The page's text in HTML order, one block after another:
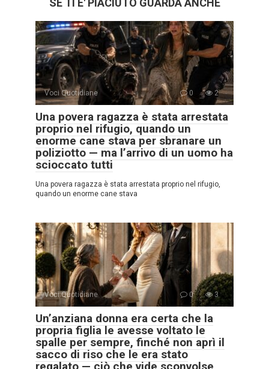
SE TI E' PIACIUTO GUARDA ANCHE
Voci Quotidiane 0 2
Una povera ragazza è stata arrestata
proprio nel rifugio, quando un
enorme cane stava per sbranare un
poliziotto — ma l’arrivo di un uomo ha
scioccato tutti
Una povera ragazza è stata arrestata proprio nel rifugio,
quando un enorme cane stava
Voci Quotidiane 0 3
Un’anziana donna era certa che la
propria figlia le avesse voltato le
spalle per sempre, finché non aprì il
sacco di riso che le era stato
regalato — ciò che vide sconvolse